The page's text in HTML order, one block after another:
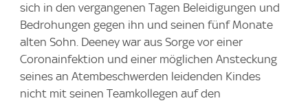
sich in den vergangenen Tagen Beleidigungen und
Bedrohungen gegen ihn und seinen fünf Monate
alten Sohn. Deeney war aus Sorge vor einer
Coronainfektion und einer möglichen Ansteckung
seines an Atembeschwerden leidenden Kindes
nicht mit seinen Teamkollegen auf den